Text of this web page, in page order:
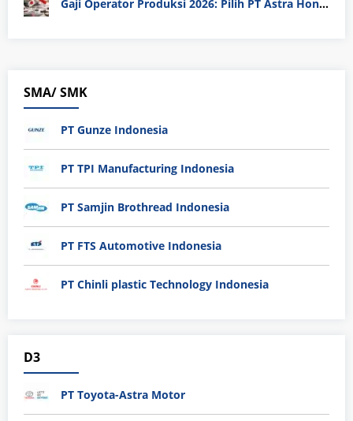
Gaji Operator Produksi 2026: Pilih PT Astra Honda Motor (AHM) atau Manufaktur di Jepang?
SMA/ SMK
PT Gunze Indonesia
PT TPI Manufacturing Indonesia
PT Samjin Brothread Indonesia
PT FTS Automotive Indonesia
PT Chinli plastic Technology Indonesia
D3
PT Toyota-Astra Motor